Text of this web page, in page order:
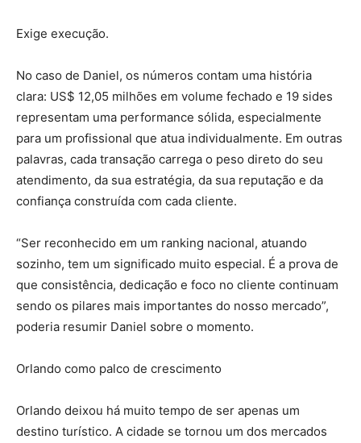
Exige execução.
No caso de Daniel, os números contam uma história
clara: US$ 12,05 milhões em volume fechado e 19 sides
representam uma performance sólida, especialmente
para um profissional que atua individualmente. Em outras
palavras, cada transação carrega o peso direto do seu
atendimento, da sua estratégia, da sua reputação e da
confiança construída com cada cliente.
“Ser reconhecido em um ranking nacional, atuando
sozinho, tem um significado muito especial. É a prova de
que consistência, dedicação e foco no cliente continuam
sendo os pilares mais importantes do nosso mercado”,
poderia resumir Daniel sobre o momento.
Orlando como palco de crescimento
Orlando deixou há muito tempo de ser apenas um
destino turístico. A cidade se tornou um dos mercados